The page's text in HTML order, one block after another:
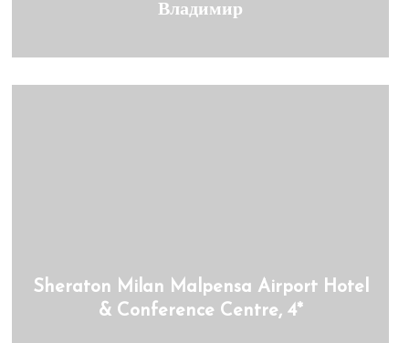
Владимир
Sheraton Milan Malpensa Airport Hotel
& Conference Centre, 4*